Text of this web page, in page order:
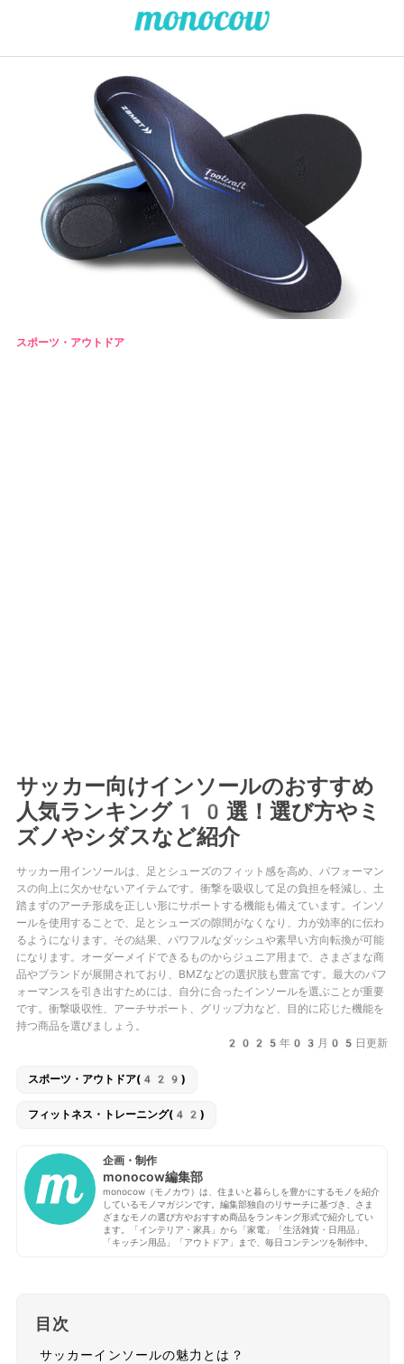
スポーツ・アウトドア
サッカー向けインソールのおすすめ
人気ランキング10選！選び方やミ
ズノやシダスなど紹介
サッカー用インソールは、足とシューズのフィット感を高め、パフォーマン
スの向上に欠かせないアイテムです。衝撃を吸収して足の負担を軽減し、土
踏まずのアーチ形成を正しい形にサポートする機能も備えています。インソ
ールを使用することで、足とシューズの隙間がなくなり、力が効率的に伝わ
るようになります。その結果、パワフルなダッシュや素早い方向転換が可能
になります。オーダーメイドできるものからジュニア用まで、さまざまな商
品やブランドが展開されており、BMZなどの選択肢も豊富です。最大のパフ
ォーマンスを引き出すためには、自分に合ったインソールを選ぶことが重要
です。衝撃吸収性、アーチサポート、グリップ力など、目的に応じた機能を
持つ商品を選びましょう。
2025年03月05日更新
スポーツ・アウトドア(429)
フィットネス・トレーニング(42)
企画・制作
monocow編集部
monocow（モノカウ）は、住まいと暮らしを豊かにするモノを紹介
しているモノマガジンです。編集部独自のリサーチに基づき、さま
ざまなモノの選び方やおすすめ商品をランキング形式で紹介してい
ます。「インテリア・家具」から「家電」「生活雑貨・日用品」
「キッチン用品」「アウトドア」まで、毎日コンテンツを制作中。
目次
サッカーインソールの魅力とは？